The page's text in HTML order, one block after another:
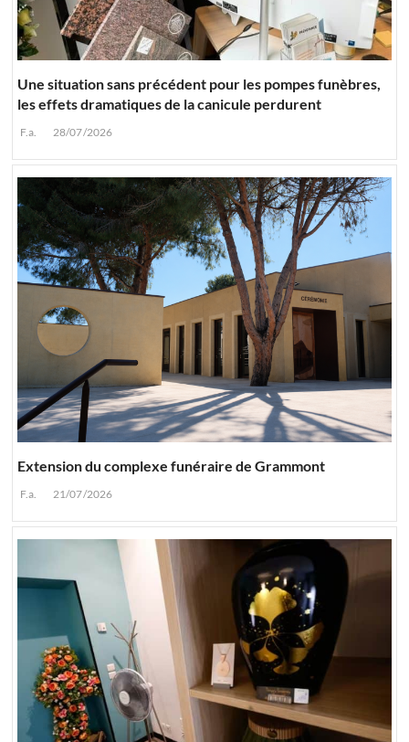
Une situation sans précédent pour les pompes funèbres,
les effets dramatiques de la canicule perdurent
F.a. 28/07/2026
Extension du complexe funéraire de Grammont
F.a. 21/07/2026